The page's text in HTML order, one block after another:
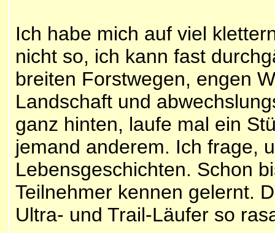
Ich habe mich auf viel
nicht so, ich kann fast
breiten Forstwegen, engen
Landschaft und
ganz hinten, laufe mal ein
jemand anderem. Ich frage,
Lebensgeschichten. Schon
Teilnehmer kennen gelernt.
Ultra- und Trail-Läufer so